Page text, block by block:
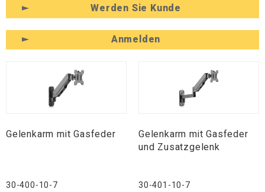
Werden Sie Kunde
Anmelden
Gelenkarm mit Gasfeder
30-400-10-7
Gelenkarm mit Gasfeder
und Zusatzgelenk
30-401-10-7